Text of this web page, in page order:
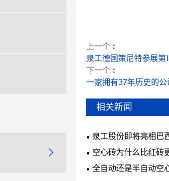

上一个 :
泉工德国策尼特参展
下一个 :
一家拥有37年历史的
相关新闻
泉工股份即将亮相巴
会空心砖为什么比红砖
全自动还是半自动空